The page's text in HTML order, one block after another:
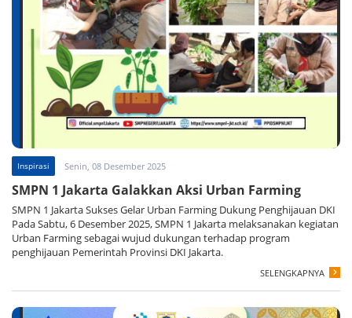
Inspirasi Senin, 08 Desember 2025
SMPN 1 Jakarta Galakkan Aksi Urban Farming
SMPN 1 Jakarta Sukses Gelar Urban Farming Dukung Penghijauan DKI
Pada Sabtu, 6 Desember 2025, SMPN 1 Jakarta melaksanakan kegiatan
Urban Farming sebagai wujud dukungan terhadap program
penghijauan Pemerintah Provinsi DKI Jakarta.
SELENGKAPNYA